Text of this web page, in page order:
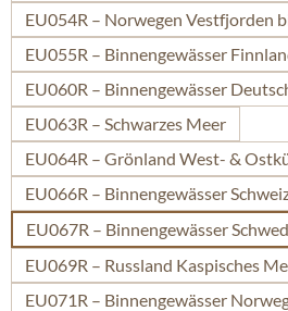
EU054R – Norwegen Vestfjorden
EU055R – Binnengewässer
EU060R – Binnengewässer
EU063R – Schwarzes Meer
EU064R – Grönland West- &
EU066R – Binnengewässer
EU067R – Binnengewässer
EU069R – Russland Kaspisches
EU071R – Binnengewässer